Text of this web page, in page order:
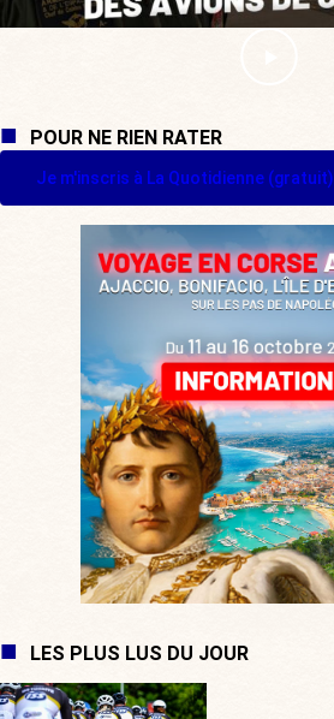
POUR NE RIEN RATER
Je m'inscris à La Quotidienne (gratuit)
LES PLUS LUS DU JOUR